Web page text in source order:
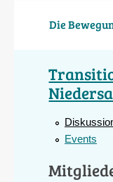
Die
Events